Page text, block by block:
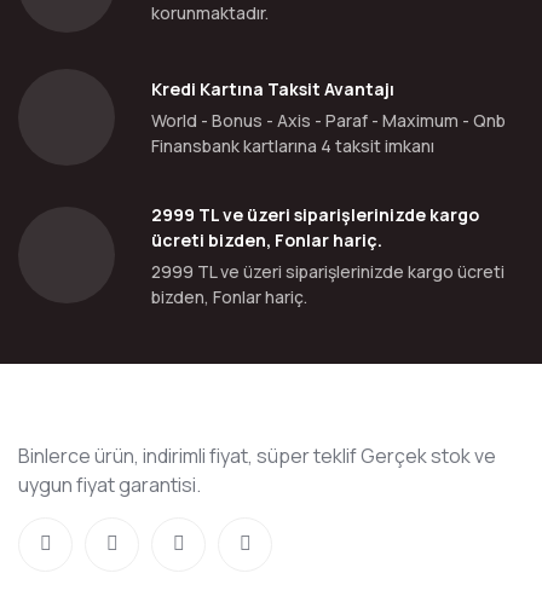
korunmaktadır.
Kredi Kartına Taksit Avantajı
World - Bonus - Axis - Paraf - Maximum - Qnb
Finansbank kartlarına 4 taksit imkanı
2999 TL ve üzeri siparişlerinizde kargo
ücreti bizden, Fonlar hariç.
2999 TL ve üzeri siparişlerinizde kargo ücreti
bizden, Fonlar hariç.
Binlerce ürün, indirimli fiyat, süper teklif Gerçek stok ve
uygun fiyat garantisi.